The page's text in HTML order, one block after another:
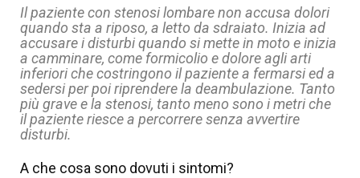
Il paziente con stenosi lombare non accusa dolori
quando sta a riposo, a letto da sdraiato. Inizia ad
accusare i disturbi quando si mette in moto e inizia
a camminare, come formicolio e dolore agli arti
inferiori che costringono il paziente a fermarsi ed a
sedersi per poi riprendere la deambulazione. Tanto
più grave e la stenosi, tanto meno sono i metri che
il paziente riesce a percorrere senza avvertire
disturbi.
A che cosa sono dovuti i sintomi?